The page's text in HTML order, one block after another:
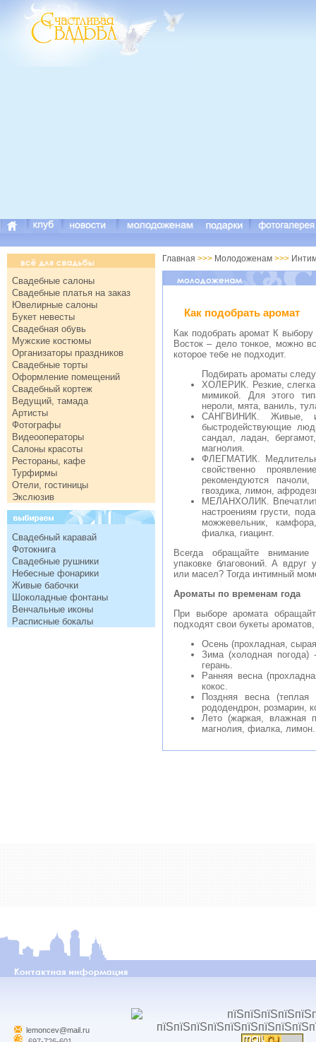
Свадебные салоны
Свадебные платья на заказ
Ювелирные салоны
Букет невесты
Свадебная обувь
Мужские костюмы
Организаторы праздников
Свадебные торты
Оформление помещений
Свадебный кортеж
Ведущий, тамада
Артисты
Фотографы
Видеооператоры
Салоны красоты
Рестораны, кафе
Турфирмы
Отели, гостиницы
Экслюзив
Свадебный каравай
Фотокнига
Свадебные рушники
Небесные фонарики
Живые бабочки
Шоколадные фонтаны
Венчальные иконы
Расписные бокалы
Главная >>> Молодоженам >>>
Как подобрать аромат
Как подобрать аромат К
Восток – дело тонкое, можно
которое тебе не подходит.
Подбирать ароматы
ХОЛЕРИК. Резкие,
мимикой. Для этого
нероли, мята, ваниль,
САНГВИНИК. Живые,
быстродействующие
сандал, ладан,
магнолия.
ФЛЕГМАТИК.
свойственно
рекомендуются
гвоздика, лимон,
МЕЛАНХОЛИК.
настроениям грусти,
можжевельник,
фиалка, гиацинт.
Всегда обращайте внимание
упаковке благовоний. А вдруг
или масел? Тогда интимный
Ароматы по временам года
При выборе аромата
подходят свои букеты
Осень (прохладная,
Зима (холодная погода)
герань.
Ранняя весна
кокос.
Поздняя весна
рододендрон, розмарин,
Лето (жаркая, влажная
магнолия, фиалка, лимон.
lemoncev@mail.ru